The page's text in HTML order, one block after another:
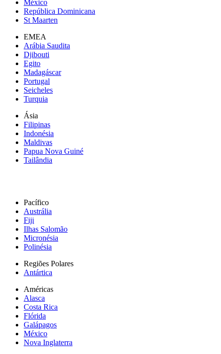
México
República Dominicana
St Maarten
EMEA
Arábia Saudita
Djibouti
Egito
Madagáscar
Portugal
Seicheles
Turquia
Ásia
Filipinas
Indonésia
Maldivas
Papua Nova Guiné
Tailândia
Pacífico
Austrália
Fiji
Ilhas Salomão
Micronésia
Polinésia
Regiões Polares
Antártica
Américas
Alasca
Costa Rica
Flórida
Galápagos
México
Nova Inglaterra